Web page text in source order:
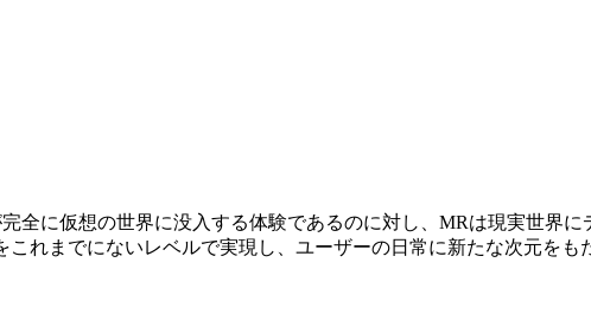
全に仮想の世界に没入する体験であるのに対し、MRは現実世界に
れまでにないレベルで実現し、ユーザーの日常に新たな次元をも